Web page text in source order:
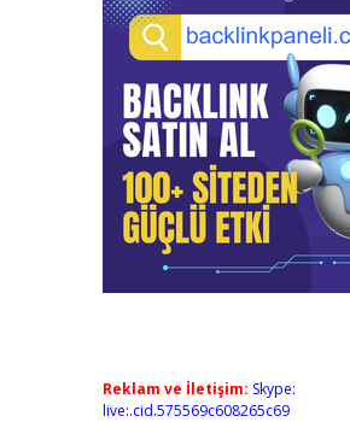
Reklam ve İletişim: Skype:
live:.cid.575569c608265c69